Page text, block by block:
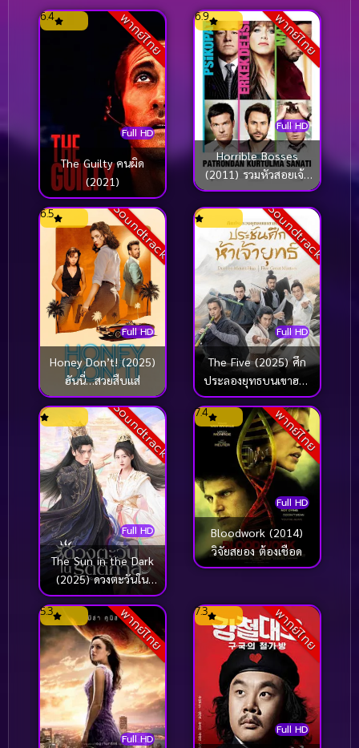
พากย์ไทย
Full HD
6.4
The Guilty คนผิด
(2021)
พากย์ไทย
Full HD
6.9
Horrible Bosses
(2011) รวมหัวสอยเจ้า
นายจอมแสบ
Soundtrack
Full HD
6.5
Honey Don’t! (2025)
ฮันนี่…สวยสืบแส่
Soundtrack
Full HD
The Five (2025) ศึก
ประลองยุทธบนเขาฮว่า
ซาน ประชันศึกห้าเจ้า
ยุทธ์
Soundtrack
Full HD
The Sun in the Dark
(2025) ดวงตะวันใน
รัตติกาล
พากย์ไทย
Full HD
7.4
Bloodwork (2014)
วิจัยสยอง ต้องเชือด
พากย์ไทย
Full HD
5.3 พากย์ไทย
Full HD
7.3